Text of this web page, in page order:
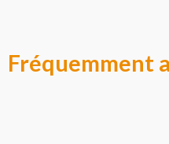
Fréquemment